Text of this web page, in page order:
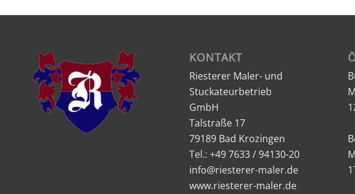
KONTAKT
Riesterer Maler- und
Stuckateurbetrieb
GmbH
Talstraße 17
79189 Bad Krozingen
Tel.: +49 7633 / 94130-20
info@riesterer-maler.de
www.riesterer-maler.de